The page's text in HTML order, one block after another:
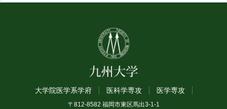
大学院医学系学府 医科学専攻 医学専攻
〒812-8582 福岡市東区馬出3-1-1